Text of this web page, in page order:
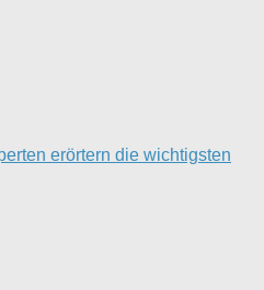
erörtern die wichtigsten